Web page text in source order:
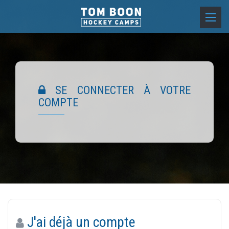
SE CONNECTER À VOTRE
COMPTE
J'ai déjà un compte